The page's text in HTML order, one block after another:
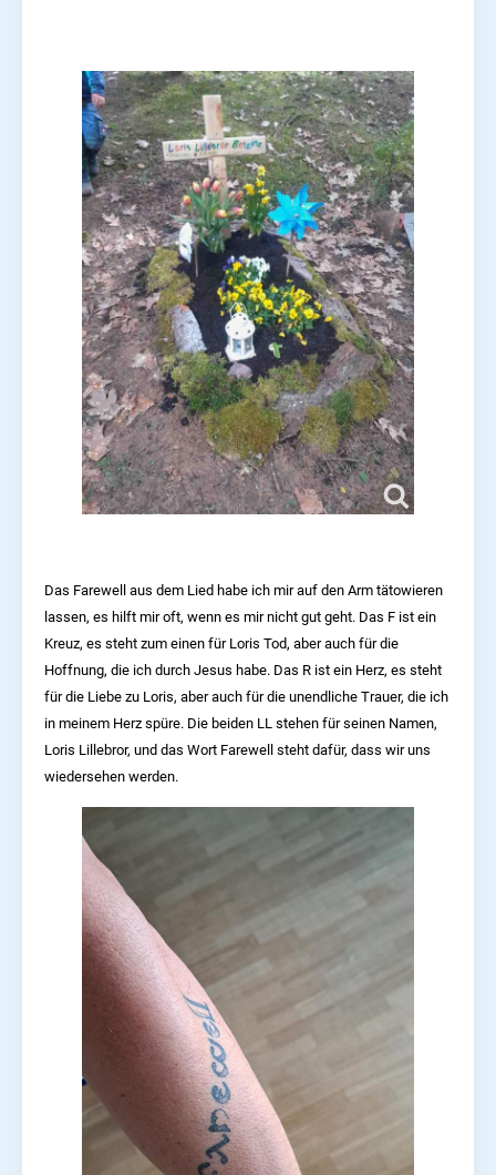
Das Farewell aus dem Lied habe ich mir auf den Arm tätowieren
lassen, es hilft mir oft, wenn es mir nicht gut geht. Das F ist ein
Kreuz, es steht zum einen für Loris Tod, aber auch für die
Hoffnung, die ich durch Jesus habe. Das R ist ein Herz, es steht
für die Liebe zu Loris, aber auch für die unendliche Trauer, die ich
in meinem Herz spüre. Die beiden LL stehen für seinen Namen,
Loris Lillebror, und das Wort Farewell steht dafür, dass wir uns
wiedersehen werden.